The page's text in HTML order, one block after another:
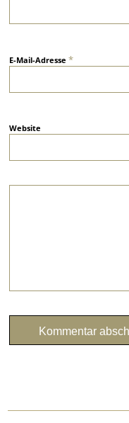
E-Mail-Adresse*
Website